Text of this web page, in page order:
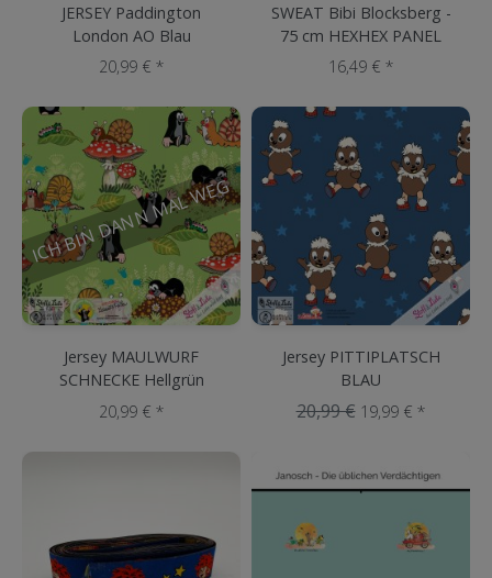
JERSEY Paddington
London AO Blau
20,99 € *
SWEAT Bibi Blocksberg -
75 cm HEXHEX PANEL
16,49 € *
ICH BIN DANN MAL WEG
Jersey MAULWURF
SCHNECKE Hellgrün
20,99 € *
Jersey PITTIPLATSCH
BLAU
20,99 € 19,99 € *